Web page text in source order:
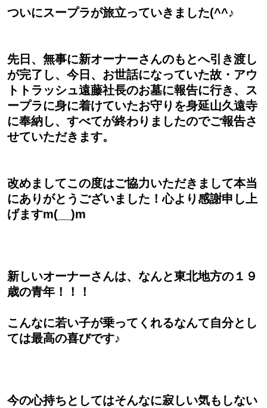
ついにスープラが旅立っていきました(^^♪
先日、無事に新オーナーさんのもとへ引き渡し
が完了し、今日、お世話になっていた故・アウ
トトラッシュ遠藤社長のお墓に報告に行き、ス
ープラに身に着けていたお守りを身延山久遠寺
に奉納し、すべてが終わりましたのでご報告さ
せていただきます。
改めましてこの度はご協力いただきまして本当
にありがとうございました！心より感謝申し上
げますm(__)m
新しいオーナーさんは、なんと東北地方の１９
歳の青年！！！
こんなに若い子が乗ってくれるなんて自分とし
ては最高の喜びです♪
今の心持ちとしてはそんなに寂しい気もしない